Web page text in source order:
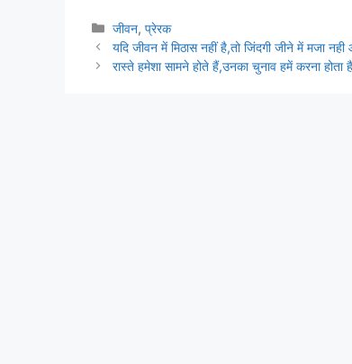
Categories
जीवन,प्रेरक
यदि जीवन में मिठास नहीं है,तो जिंदगी जीने में मजा नही
रास्ते हमेशा सामने होते हैं,उनका चुनाव हमें करना होता